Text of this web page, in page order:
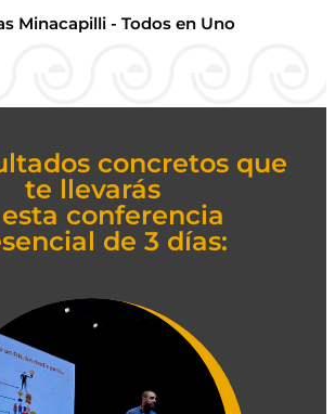
Minacapilli - Todos en Uno
concretos que
te llevarás
conferencia
de 3 días: